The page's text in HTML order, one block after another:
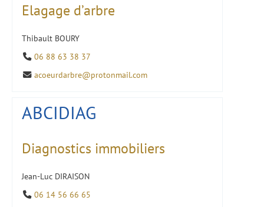
Elagage d’arbre
Thibault BOURY
06 88 63 38 37
acoeurdarbre@protonmail.com
ABCIDIAG
Diagnostics immobiliers
Jean-Luc DIRAISON
06 14 56 66 65